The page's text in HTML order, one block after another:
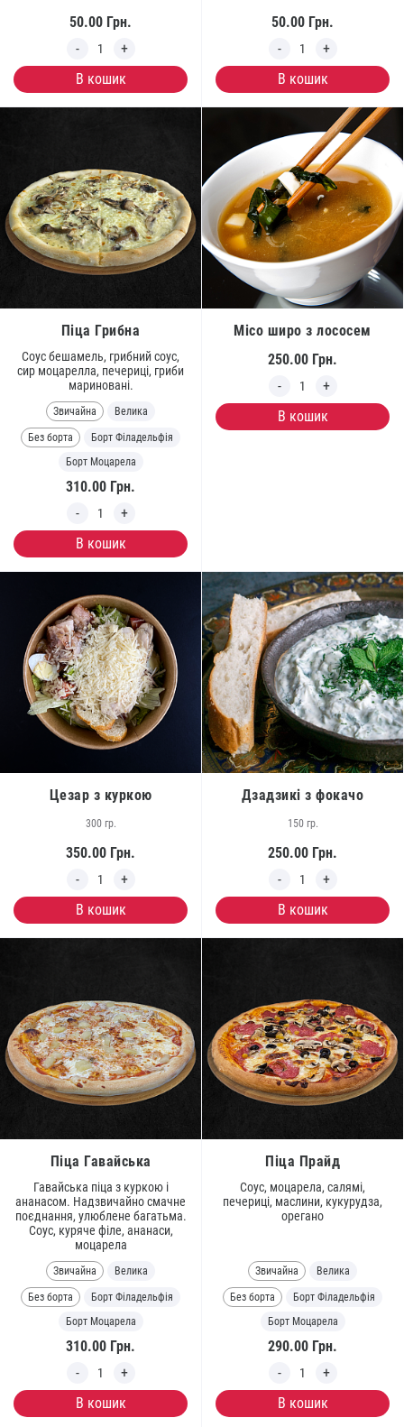
50.00 Грн.
В кошик
50.00 Грн.
В кошик
Піца Грибна
Соус бешамель, грибний соус,
сир моцарелла, печериці, гриби
мариновані.
Звичайна Велика
Без борта
Борт Філадельфія
Борт Моцарела
310.00 Грн.
В кошик
Місо широ з лососем
250.00 Грн.
В кошик
Цезар з куркою
300 гр.
350.00 Грн.
В кошик
Дзадзикі з фокачо
150 гр.
250.00 Грн.
В кошик
Піца Гавайська
Гавайська піца з куркою і
aнaнacoм. Надзвичайно смачне
поєднання, улюблене багатьма.
Соус, куряче філе, ананаси,
моцарела
Звичайна Велика
Без борта
Борт Філадельфія
Борт Моцарела
310.00 Грн.
В кошик
Піца Прайд
Соус, моцарела, салямі,
печериці, маслини, кукурудза,
орегано
Звичайна Велика
Без борта
Борт Філадельфія
Борт Моцарела
290.00 Грн.
В кошик